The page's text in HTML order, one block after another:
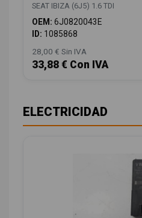
SEAT IBIZA (6J5) 1.6 TDI
OEM: 6J0820043E
ID: 1085868
28,00 € Sin IVA
33,88 € Con IVA
ELECTRICIDAD